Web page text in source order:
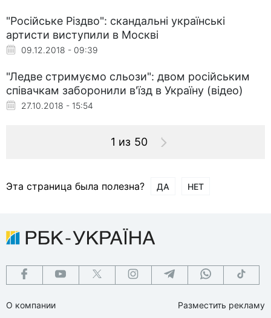
"Російське Різдво": скандальні українські
артисти виступили в Москві
09.12.2018 - 09:39
"Ледве стримуємо сльози": двом російським
співачкам заборонили в'їзд в Україну (відео)
27.10.2018 - 15:54
1 из 50
Эта страница была полезна? ДА НЕТ
О компании
Разместить рекламу